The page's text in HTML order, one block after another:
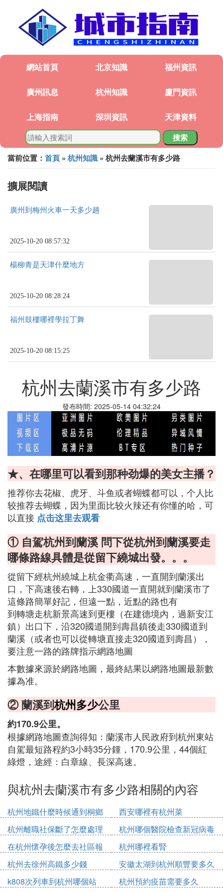
網站首頁 北京知識 福州資訊
廣州訊息 杭州知識 廈門資訊
上海指南 深圳資訊 天津資料
搜索
當前位置： 首頁 » 杭州知識 » 杭州去蘭溪市有多少路
擴展閱讀
廣州到梅州火車一天多少趟
2025-10-20 08:57:32
楊柳青是天津什麼地方
2025-10-20 08:28:24
福州鼓樓哪裡學拉丁舞
2025-10-20 08:15:25
杭州去蘭溪市有多少路
發布時間: 2025-05-14 04:32:24
★、在哪里可以看到那种劲爆的美女主播？
推荐你去花椒、虎牙、斗鱼或者蝴蝶都可以，个人比
较推荐去蝴蝶，因为里面比较火辣还有你懂的哈，可
以直接 点击这里去观看
① 自駕杭州到蘭溪 問下從杭州到蘭溪要走
哪條路線具體是從留下繞城出發。。。
從留下經杭州繞城上杭金衢高速，一直開到蘭溪出
口，下高速後右轉，上330國道一直開就到蘭溪市了
這條路簡單好記，但遠一點，近點的路也有
到轉塘走杭新景高速到更樓（在建德境內，過新安江
鎮）出口下，沿320國道開到壽昌鎮後走330國道到
蘭溪（或者也可以從轉塘直接走320國道到壽昌），
要注意一路的路牌指示網路地圖
本數據來源於網路地圖，最終結果以網路地圖最新數
據為准。
② 蘭溪到杭州多少公里
約170.9公里。
根據網路地圖查詢得知：蘭溪市人民政府到杭州東站
自駕最短路程約3小時35分鍾，170.9公里，44個紅
綠燈，途經：白章線、長深高速。
與杭州去蘭溪市有多少路相關的內容
杭州地鐵什麼時候通到桐鄉
西安哪裡有杭州菜
杭州離職社保斷了怎麼處理
杭州哪個醫院檢查新冠病毒
在杭州懷孕後怎麼去社區報
備
杭州哪裡看腎
杭州去徐州高鐵多少錢
安徽太湖到杭州順豐要多久
k808次列車到杭州哪個站
杭州預約疫苗需要多久